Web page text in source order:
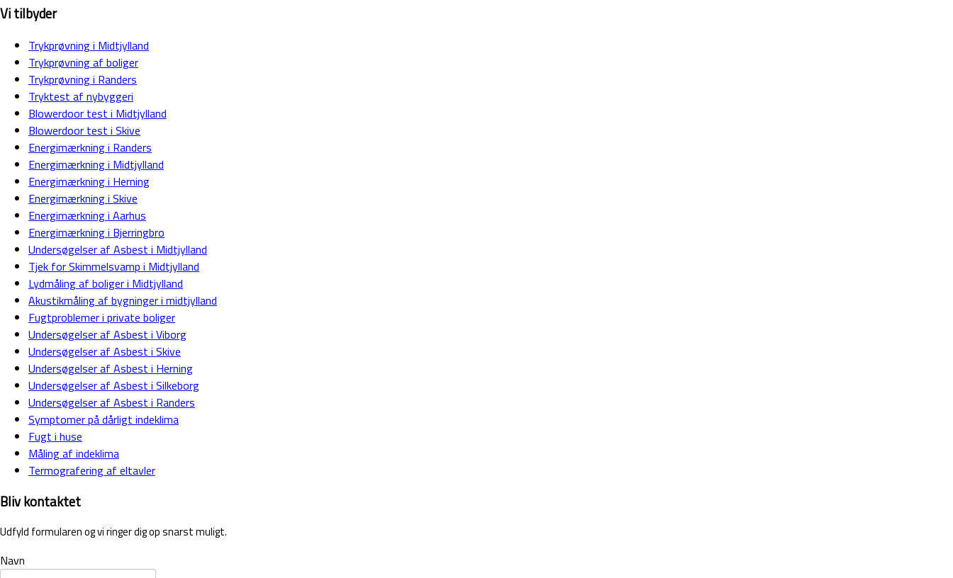
Vi tilbyder
Trykprøvning i Midtjylland
Trykprøvning af boliger
Trykprøvning i Randers
Tryktest af nybyggeri
Blowerdoor test i Midtjylland
Blowerdoor test i Skive
Energimærkning i Randers
Energimærkning i Midtjylland
Energimærkning i Herning
Energimærkning i Skive
Energimærkning i Aarhus
Energimærkning i Bjerringbro
Undersøgelser af Asbest i Midtjylland
Tjek for Skimmelsvamp i Midtjylland
Lydmåling af boliger i Midtjylland
Akustikmåling af bygninger i midtjylland
Fugtproblemer i private boliger
Undersøgelser af Asbest i Viborg
Undersøgelser af Asbest i Skive
Undersøgelser af Asbest i Herning
Undersøgelser af Asbest i Silkeborg
Undersøgelser af Asbest i Randers
Symptomer på dårligt indeklima
Fugt i huse
Måling af indeklima
Termografering af eltavler
Bliv kontaktet
Udfyld formularen og vi ringer dig op snarst muligt.
Navn